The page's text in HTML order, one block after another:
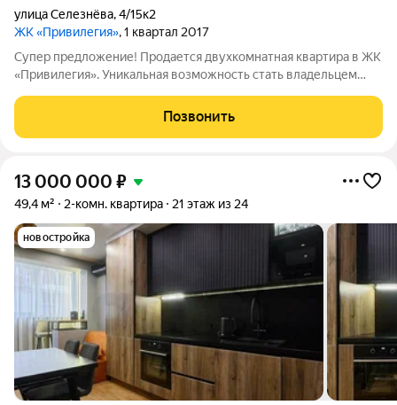
улица Селезнёва,4/15к2
ЖК «Привилегия», 1 квартал 2017
Супер предложение! Продается двухкомнатная квартира в ЖК
«Привилегия». Уникальная возможность стать владельцем
реализовать свой собственный дизайн и создать уютное
пространство для жизни. Квартира
Позвонить
13 000 000 ₽
49,4 м² 2-комн. квартира 21 этаж из 24
новостройка